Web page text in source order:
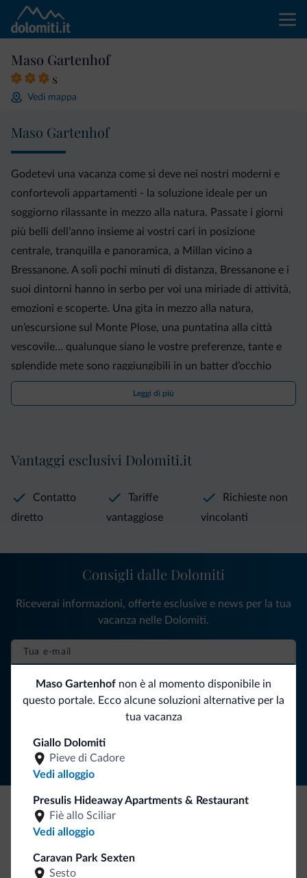
Maso Gartenhof
s
Vedi mappa
Maso Gartenhof
Godetevi una vacanza come si deve nei nostri moderni e
confortevoli appartamenti - la soluzione ideale per un
soggiorno rilassante in mezzo alla natura. Passate i giorni
più belli dell’anno insieme ai vostri cari in posizione
centrale, tranquilla e panoramica, a Millan vicino a
Bressanone. A soli pochi minuti di distanza, Bressanone e i
suoi dintorni hanno in serbo per voi una miriade di attività,
emozioni e scoperte. Una gita in mezzo alla natura,
un’escursione sul Monte Plose, una puntatina alla città
vescovile… qualunque siano le vostre preferenze, tante e
splendide mete sono raggiungibili in un batter d’occhio
direttamente dal nostro parcheggio. Direttamente accanto
al Gartenhof si estendono gli orti e i vivai della nostra
Leggi di più
Maso Gartenhof non è al momento disponibile in
questo portale. Ecco alcune soluzioni alternative per la
tua vacanza
Giallo Dolomiti
Pieve di Cadore
Vedi alloggio
Presulis Hideaway Apartments & Restaurant
Fiè allo Sciliar
Vedi alloggio
Caravan Park Sexten
Sesto
Vantaggi esclusivi Dolomiti.it
Contatto
diretto
Tariffe
vantaggiose
Richieste non
vincolanti
Segui Dolomiti.it
Consigli dalle Dolomiti
Riceverai informazioni, offerte esclusive e news per la tua
vacanza nelle Dolomiti.
Be Original, scopri la nuova collezione
Dolomiti.it!